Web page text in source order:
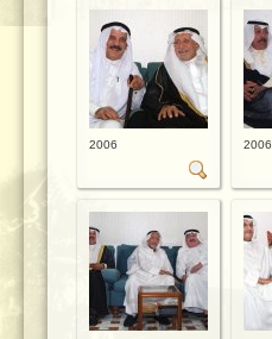
2006 2006